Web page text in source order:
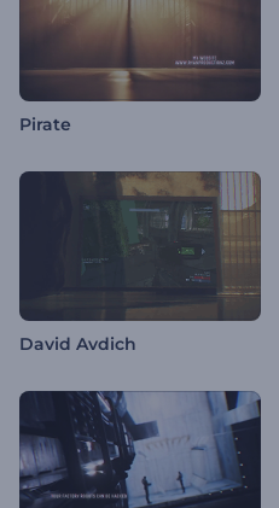
Pirate
David Avdich